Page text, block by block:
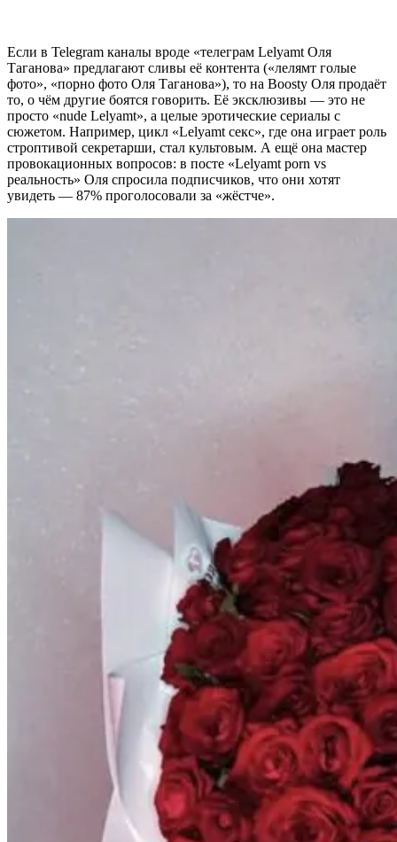
Если в Telegram каналы вроде «телеграм Lelyamt Оля
Таганова» предлагают сливы её контента («лелямт голые
фото», «порно фото Оля Таганова»), то на Boosty Оля продаёт
то, о чём другие боятся говорить. Её эксклюзивы — это не
просто «nude Lelyamt», а целые эротические сериалы с
сюжетом. Например, цикл «Lelyamt секс», где она играет роль
строптивой секретарши, стал культовым. А ещё она мастер
провокационных вопросов: в посте «Lelyamt porn vs
реальность» Оля спросила подписчиков, что они хотят
увидеть — 87% проголосовали за «жёстче».